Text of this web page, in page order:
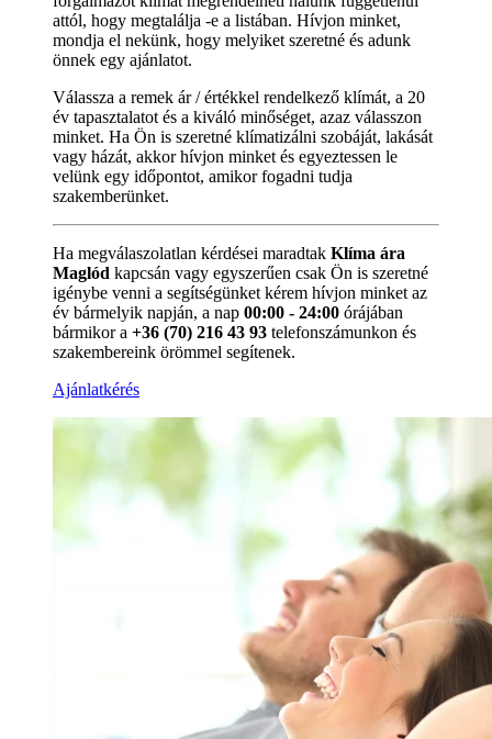
attól, hogy megtalálja -e a listában. Hívjon minket,
mondja el nekünk, hogy melyiket szeretné és adunk
önnek egy ajánlatot.
Válassza a remek ár / értékkel rendelkező klímát, a 20
év tapasztalatot és a kiváló minőséget, azaz válasszon
minket. Ha Ön is szeretné klímatizálni szobáját, lakását
vagy házát, akkor hívjon minket és egyeztessen le
velünk egy időpontot, amikor fogadni tudja
szakemberünket.
Ha megválaszolatlan kérdései maradtak Klíma ára
Maglód kapcsán vagy egyszerűen csak Ön is szeretné
igénybe venni a segítségünket kérem hívjon minket az
év bármelyik napján, a nap 00:00 - 24:00 órájában
bármikor a +36 (70) 216 43 93 telefonszámunkon és
szakembereink örömmel segítenek.
Ajánlatkérés